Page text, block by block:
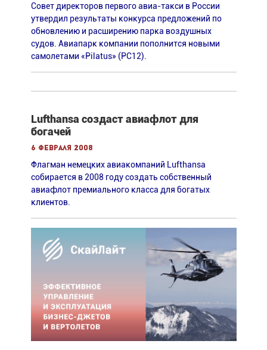
Совет директоров первого авиа-такси в России
утвердил результаты конкурса предложений по
обновлению и расширению парка воздушных
судов. Авиапарк компании пополнится новыми
самолетами «Pilatus» (РС12).
Lufthansa создаст авиафлот для
богачей
6 февраля 2008
Флагман немецких авиакомпаний Lufthansa
собирается в 2008 году создать собственный
авиафлот премиального класса для богатых
клиентов.